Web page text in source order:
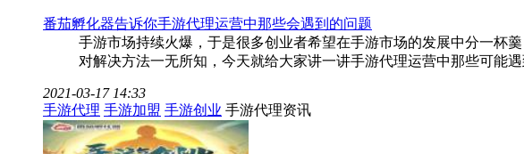
番茄孵化器告诉你手游代理运营中那些会遇到的问题
手游市场持续火爆，于是很多创业者希望在手游市场的发展中分一杯
对解决方法一无所知，今天就给大家讲一讲手游代理运营中那些可能
2021-03-17 14:33
手游代理 手游加盟 手游创业 手游代理资讯